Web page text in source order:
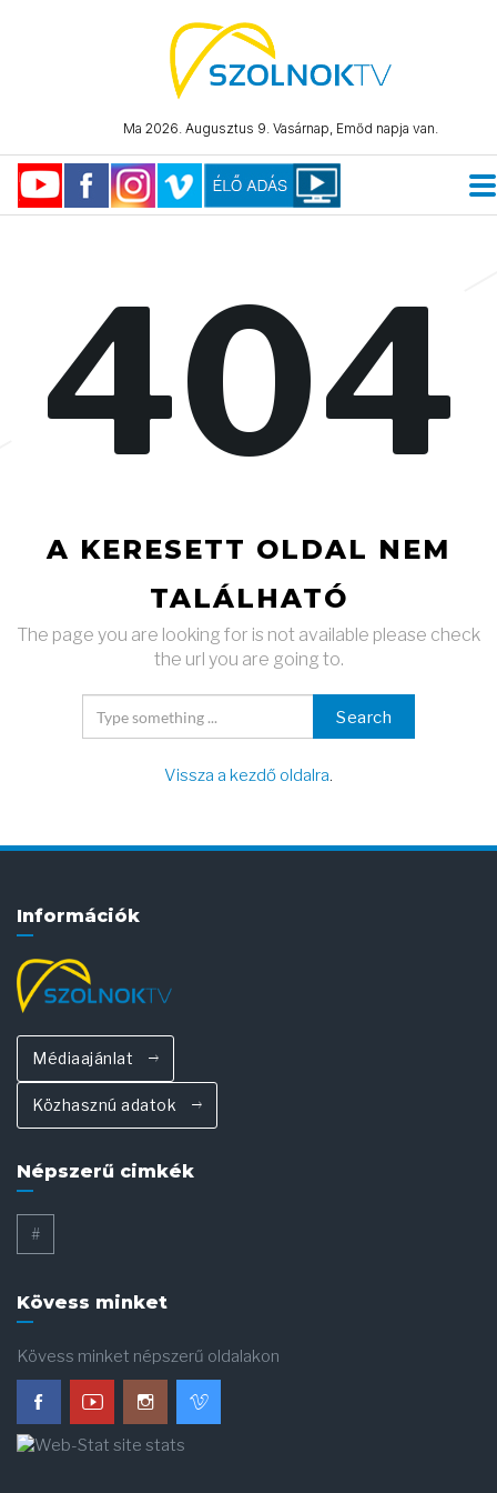
Ma 2026. Augusztus 9. Vasárnap, Emőd napja van.
404
A KERESETT OLDAL NEM
TALÁLHATÓ
The page you are looking for is not available please check
the url you are going to.
Search
Vissza a kezdő oldalra.
Információk
Médiaajánlat
Közhasznú adatok
Népszerű cimkék
#
Kövess minket
Kövess minket népszerű oldalakon